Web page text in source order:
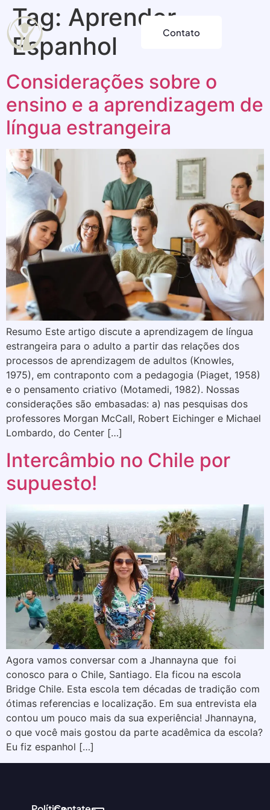
Contato
Tag: Aprender
Espanhol
Considerações sobre o
ensino e a aprendizagem de
língua estrangeira
Resumo Este artigo discute a aprendizagem de língua
estrangeira para o adulto a partir das relações dos
processos de aprendizagem de adultos (Knowles,
1975), em contraponto com a pedagogia (Piaget, 1958)
e o pensamento criativo (Motamedi, 1982). Nossas
considerações são embasadas: a) nas pesquisas dos
professores Morgan McCall, Robert Eichinger e Michael
Lombardo, do Center […]
Intercâmbio no Chile por
supuesto!
Agora vamos conversar com a Jhannayna que foi
conosco para o Chile, Santiago. Ela ficou na escola
Bridge Chile. Esta escola tem décadas de tradição com
ótimas referencias e localização. Em sua entrevista ela
contou um pouco mais da sua experiência! Jhannayna,
o que você mais gostou da parte acadêmica da escola?
Eu fiz espanhol […]